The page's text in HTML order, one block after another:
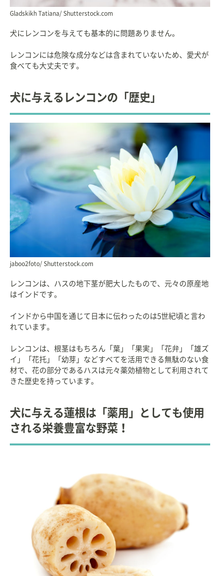
Gladskikh Tatiana/ Shutterstock.com
犬にレンコンを与えても基本的に問題ありません。
レンコンには危険な成分などは含まれていないため、愛犬が
食べても大丈夫です。
犬に与えるレンコンの「歴史」
jaboo2foto/ Shutterstock.com
レンコンは、ハスの地下茎が肥大したもので、元々の原産地
はインドです。
インドから中国を通じて日本に伝わったのは5世紀頃と言わ
れています。
レンコンは、根茎はもちろん「葉」「果実」「花弁」「雄ズ
イ」「花托」「幼芽」などすべてを活用できる無駄のない食
材で、花の部分であるハスは元々薬効植物として利用されて
きた歴史を持っています。
犬に与える蓮根は「薬用」としても使用
される栄養豊富な野菜！